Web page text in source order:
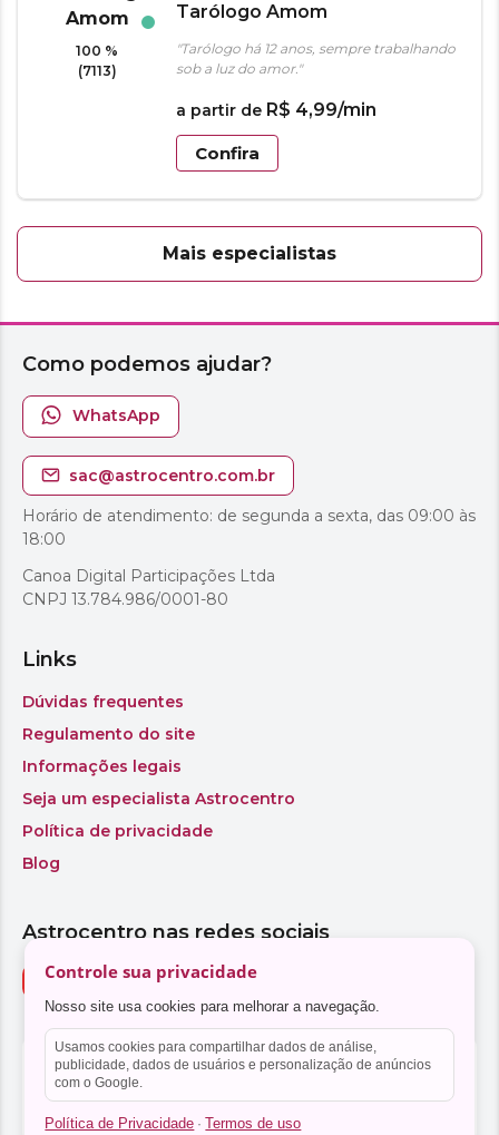
100 %
(7113)
Tarólogo Amom
"Tarólogo há 12 anos, sempre trabalhando
sob a luz do amor."
a partir de R$ 4,99/min
Confira
Mais especialistas
Controle sua privacidade
Nosso site usa cookies para melhorar a navegação.
Usamos cookies para compartilhar dados de análise,
publicidade, dados de usuários e personalização de anúncios
com o Google.
Política de Privacidade · Termos de uso